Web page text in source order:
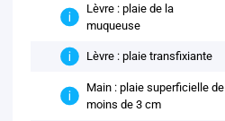
Lèvre : plaie de la
muqueuse
Lèvre : plaie transfixiante
Main : plaie superficielle de
moins de 3 cm